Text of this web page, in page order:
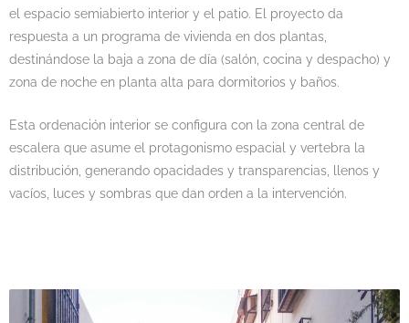
el espacio semiabierto interior y el patio. El proyecto da
respuesta a un programa de vivienda en dos plantas,
destinándose la baja a zona de día (salón, cocina y despacho) y
zona de noche en planta alta para dormitorios y baños.
Esta ordenación interior se configura con la zona central de
escalera que asume el protagonismo espacial y vertebra la
distribución, generando opacidades y transparencias, llenos y
vacíos, luces y sombras que dan orden a la intervención.